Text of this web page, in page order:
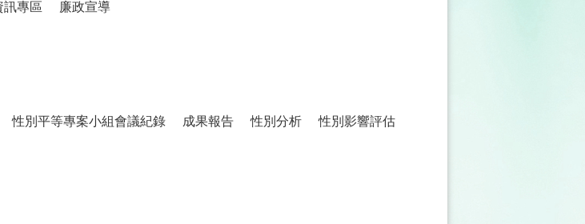
訊專區 廉政宣導
性別平等專案小組會議紀錄 成果報告 性別分析 性別影響評估